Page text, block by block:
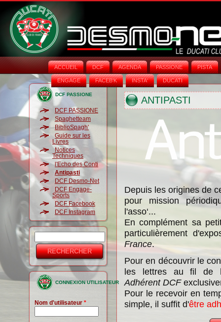
ACCUEIL DCF AGENDA PASSIONE PISTA
ENGAGE FACEB'K INSTA‘ DUCATI
DCF PASSIONE
DCF PASSIONE
Spaghetteam
BiblioSpagh'
Guide sur les
Livres
Notices
Techniques
l'Echo des Conti
Antipasti
DCF Desmo-Net
DCF Engage-
Sports
DCF Facebook
DCF Instagram
Formulaire
de
recherche
CONNEXION UTILISATEUR
Nom d'utilisateur *
ANTIPASTI
Depuis les origines de
pour mission
l'asso‘...
En complément sa
particulièrement
France.
Pour en découvrir le
les lettres au fil de
Adhérent DCF
Pour le recevoir en
simple, il suffit d'être